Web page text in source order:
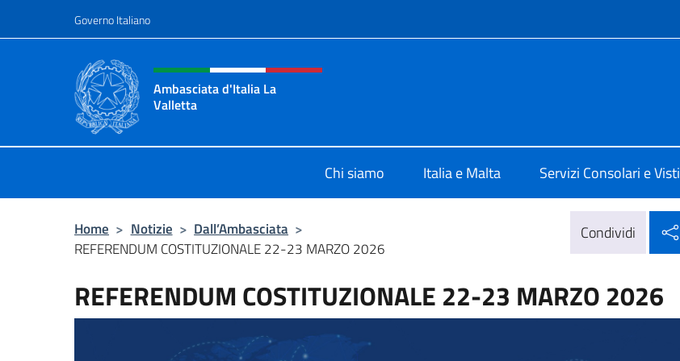
Governo Italiano
Intestazione sito, social e menù
Ambasciata d'Italia La
Valletta
Chi siamo Italia e Malta Servizi Consolari e Visti
Home > Notizie > Dall’Ambasciata >
REFERENDUM COSTITUZIONALE 22-23 MARZO 2026
Condividi
REFERENDUM COSTITUZIONALE 22-23 MARZO 2026